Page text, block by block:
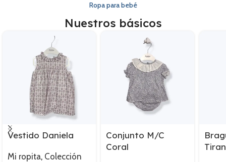
Ropa para bebé
Nuestros básicos
Vestido Daniela
Mi ropita, Colección
Conjunto M/C
Coral